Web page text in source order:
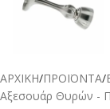
ΑΡΧΙΚΗ/ΠΡΟΪΟΝΤΑ/
Αξεσουάρ Θυρών -